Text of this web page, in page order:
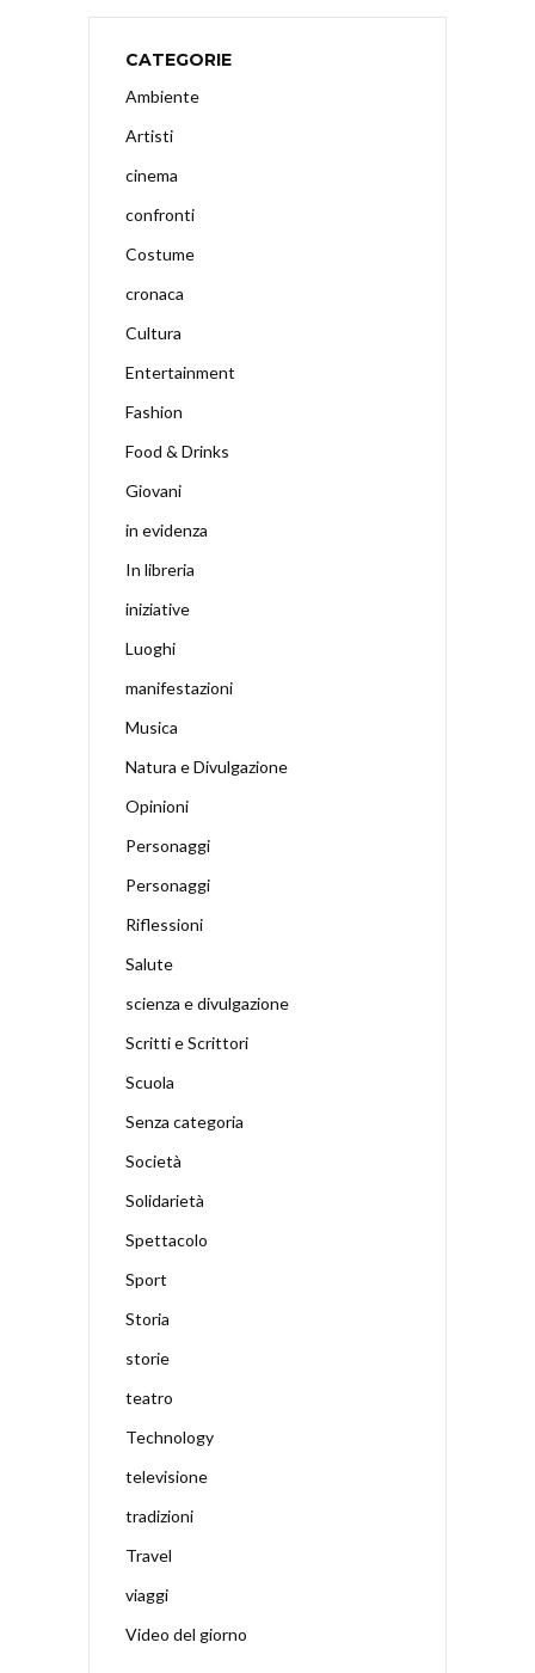
CATEGORIE
Ambiente
Artisti
cinema
confronti
Costume
cronaca
Cultura
Entertainment
Fashion
Food & Drinks
Giovani
in evidenza
In libreria
iniziative
Luoghi
manifestazioni
Musica
Natura e Divulgazione
Opinioni
Personaggi
Personaggi
Riflessioni
Salute
scienza e divulgazione
Scritti e Scrittori
Scuola
Senza categoria
Società
Solidarietà
Spettacolo
Sport
Storia
storie
teatro
Technology
televisione
tradizioni
Travel
viaggi
Video del giorno